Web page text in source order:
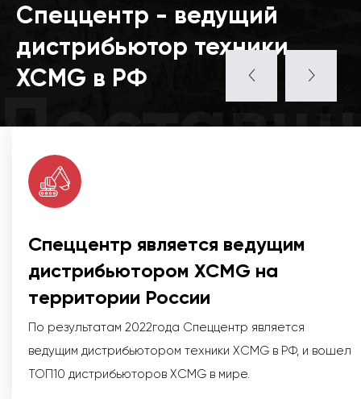
Спеццентр - ведущий
дистрибьютор техники
XCMG в РФ
Спеццентр является ведущим
дистрибьютором XCMG на
территории России
По результатам 2022года Спеццентр является
ведущим дистрибьютором техники XCMG в РФ, и вошел
ТОП10 дистрибьюторов XCMG в мире.